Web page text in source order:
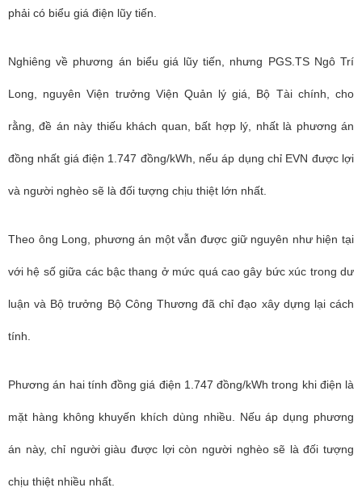
phải có biểu giá điện lũy tiến.
Nghiêng về phương án biểu giá lũy tiến, nhưng PGS.TS Ngô Trí
Long, nguyên Viện trưởng Viện Quản lý giá, Bộ Tài chính, cho
rằng, đề án này thiếu khách quan, bất hợp lý, nhất là phương án
đồng nhất giá điện 1.747 đồng/kWh, nếu áp dụng chỉ EVN được lợi
và người nghèo sẽ là đối tượng chịu thiệt lớn nhất.
Theo ông Long, phương án một vẫn được giữ nguyên như hiện tại
với hệ số giữa các bậc thang ở mức quá cao gây bức xúc trong dư
luận và Bộ trưởng Bộ Công Thương đã chỉ đạo xây dựng lại cách
tính.
Phương án hai tính đồng giá điện 1.747 đồng/kWh trong khi điện là
mặt hàng không khuyến khích dùng nhiều. Nếu áp dụng phương
án này, chỉ người giàu được lợi còn người nghèo sẽ là đối tượng
chịu thiệt nhiều nhất.